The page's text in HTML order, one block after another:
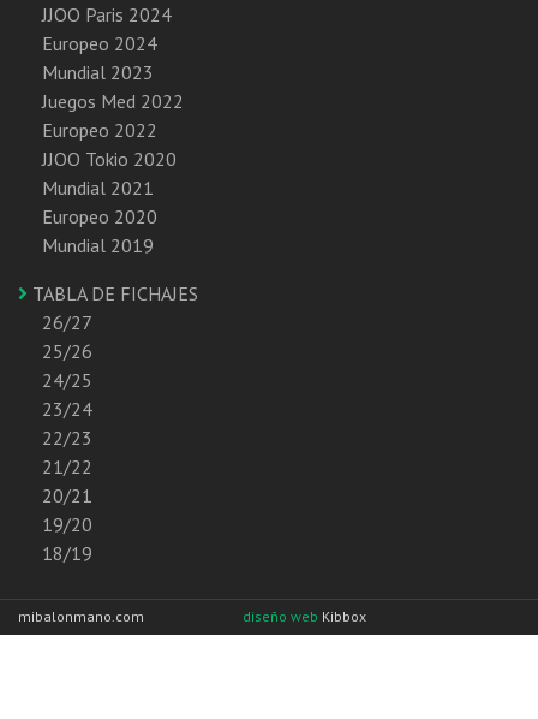
JJOO Paris 2024
Europeo 2024
Mundial 2023
Juegos Med 2022
Europeo 2022
JJOO Tokio 2020
Mundial 2021
Europeo 2020
Mundial 2019
TABLA DE FICHAJES
26/27
25/26
24/25
23/24
22/23
21/22
20/21
19/20
18/19
mibalonmano.com diseño web Kibbox